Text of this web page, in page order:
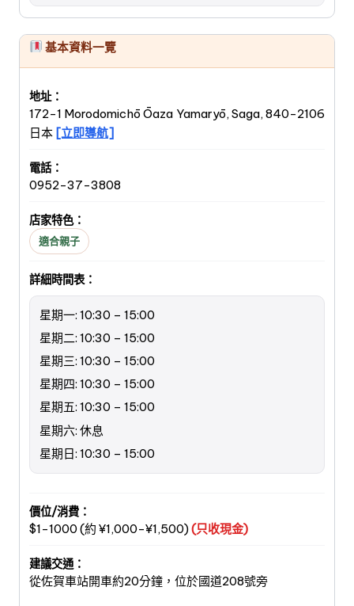
基本資料一覽
地址：
172-1 Morodomichō Ōaza Yamaryō, Saga, 840-2106
日本 [立即導航]
電話：
0952-37-3808
店家特色：
適合親子
詳細時間表：
星期一: 10:30 – 15:00
星期二: 10:30 – 15:00
星期三: 10:30 – 15:00
星期四: 10:30 – 15:00
星期五: 10:30 – 15:00
星期六: 休息
星期日: 10:30 – 15:00
價位/消費：
$1-1000 (約 ¥1,000-¥1,500)(只收現金)
建議交通：
從佐賀車站開車約20分鐘，位於國道208號旁